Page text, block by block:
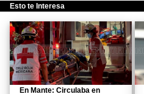
Esto te Interesa
En Mante: Circulaba en